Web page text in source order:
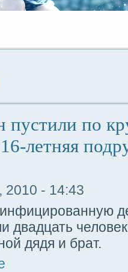
пустили по
летняя
2010 - 14:43
двадцать
дядя и бpaт.